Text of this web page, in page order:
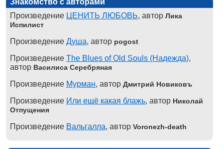
Знакомство с авторами
Произведение ЦЕНИТЬ ЛЮБОВЬ, автор Лика
Испилист
Произведение Душа, автор pogost
Произведение The Blues of Old Souls (Надежда),
автор Василиса Серебряная
Произведение Мурман, автор Дмитрий Новиковъ
Произведение Или ещё какая блажь, автор Николай
Отпущения
Произведение Вальгалла, автор Voronezh-death